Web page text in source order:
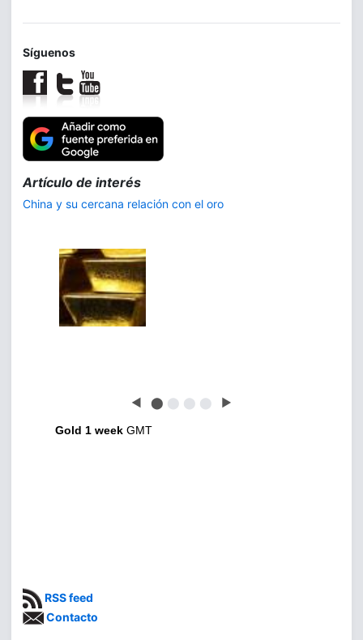
Síguenos
Trilogía:
La demanda de plata
◀ ⬤ ⬤ ⬤ ⬤ ▶
Gold 1 week GMT
RSS feed
Contacto